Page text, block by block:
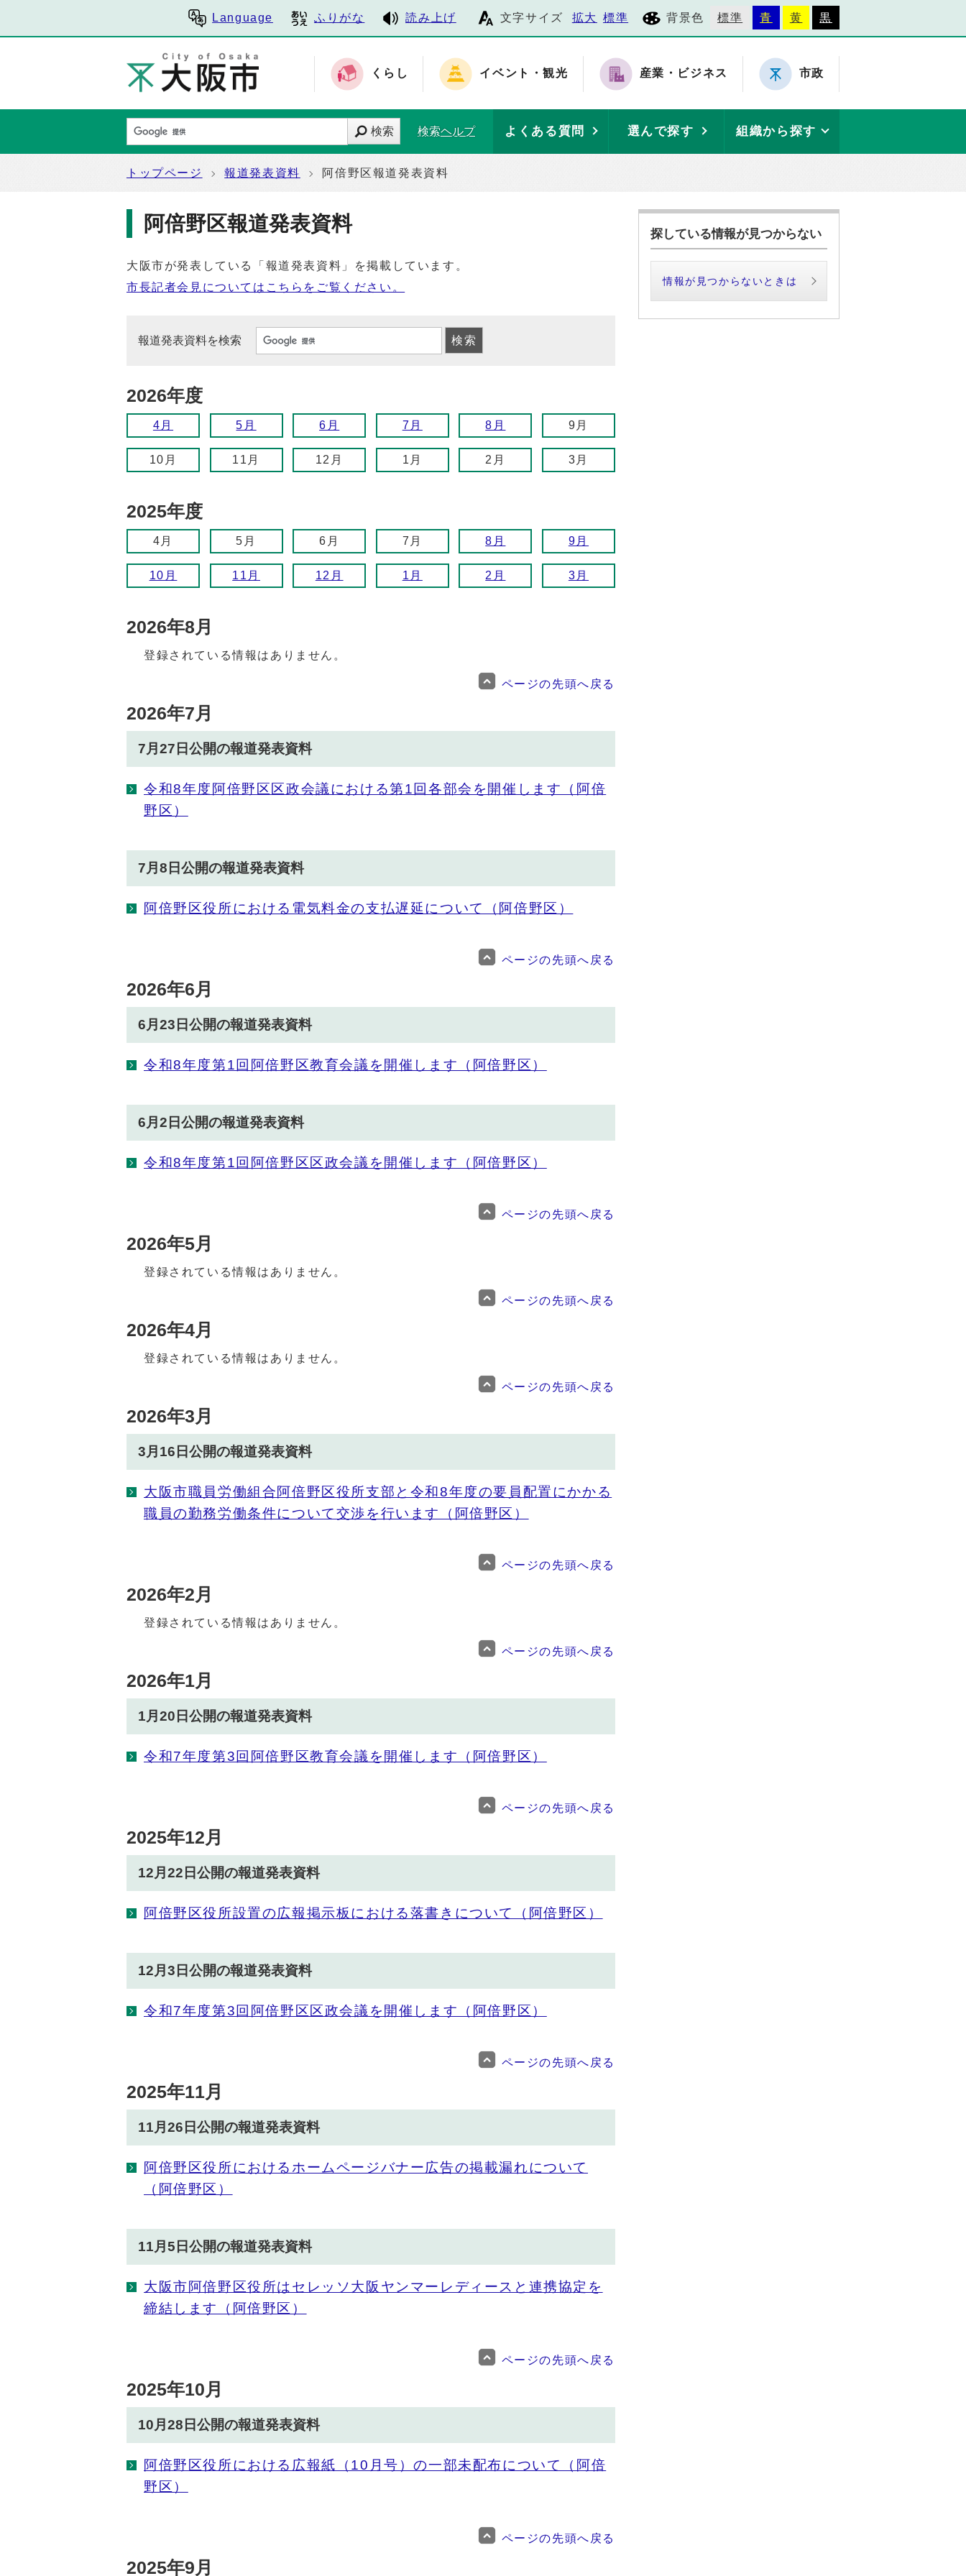
Language ふりがな 読み上げ 文字サイズ 拡大 標準 背景色 標準 青 黄 黒
くらし イベント・観光 産業・ビジネス 市政
検索 検索ヘルプ よくある質問 選んで探す 組織から探す
トップページ 報道発表資料 阿倍野区報道発表資料
阿倍野区報道発表資料
大阪市が発表している「報道発表資料」を掲載しています。
市長記者会見についてはこちらをご覧ください。
報道発表資料を検索
2026年度
4月 5月 6月 7月 8月 9月
10月 11月 12月 1月 2月 3月
2025年度
4月 5月 6月 7月 8月 9月
10月 11月 12月 1月 2月 3月
2026年8月
登録されている情報はありません。
ページの先頭へ戻る
2026年7月
7月27日公開の報道発表資料
令和8年度阿倍野区区政会議における第1回各部会を開催します（阿倍
野区）
7月8日公開の報道発表資料
阿倍野区役所における電気料金の支払遅延について（阿倍野区）
ページの先頭へ戻る
2026年6月
6月23日公開の報道発表資料
令和8年度第1回阿倍野区教育会議を開催します（阿倍野区）
6月2日公開の報道発表資料
令和8年度第1回阿倍野区区政会議を開催します（阿倍野区）
ページの先頭へ戻る
2026年5月
登録されている情報はありません。
ページの先頭へ戻る
2026年4月
登録されている情報はありません。
ページの先頭へ戻る
2026年3月
3月16日公開の報道発表資料
大阪市職員労働組合阿倍野区役所支部と令和8年度の要員配置にかかる
職員の勤務労働条件について交渉を行います（阿倍野区）
ページの先頭へ戻る
2026年2月
登録されている情報はありません。
ページの先頭へ戻る
2026年1月
1月20日公開の報道発表資料
令和7年度第3回阿倍野区教育会議を開催します（阿倍野区）
ページの先頭へ戻る
2025年12月
12月22日公開の報道発表資料
阿倍野区役所設置の広報掲示板における落書きについて（阿倍野区）
12月3日公開の報道発表資料
令和7年度第3回阿倍野区区政会議を開催します（阿倍野区）
ページの先頭へ戻る
2025年11月
11月26日公開の報道発表資料
阿倍野区役所におけるホームページバナー広告の掲載漏れについて
（阿倍野区）
11月5日公開の報道発表資料
大阪市阿倍野区役所はセレッソ大阪ヤンマーレディースと連携協定を
締結します（阿倍野区）
ページの先頭へ戻る
2025年10月
10月28日公開の報道発表資料
阿倍野区役所における広報紙（10月号）の一部未配布について（阿倍
野区）
ページの先頭へ戻る
2025年9月
探している情報が見つからない
情報が見つからないときは